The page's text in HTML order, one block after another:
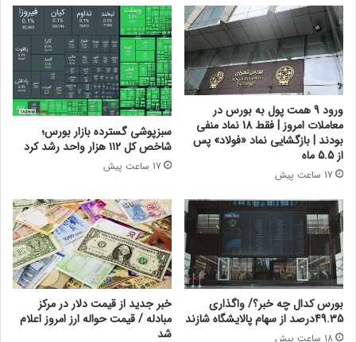
ورود 9 همت پول به بورس در
معاملات امروز | فقط 18 نماد منفی
بودند | بازگشایی نماد «فولاد» پس
از 5.5 ماه
17 ساعت پیش
سبزپوشی گسترده بازار بورس؛
شاخص کل ۱۱۲ هزار واحد رشد کرد
17 ساعت پیش
بورس کدال چه خبر؟/ واگذاری
49.35درصد از سهام پالایشگاه شازند
18 ساعت پیش
خبر جدید از قیمت دلار در مرکز
مبادله / قیمت حواله ارز امروز اعلام
شد